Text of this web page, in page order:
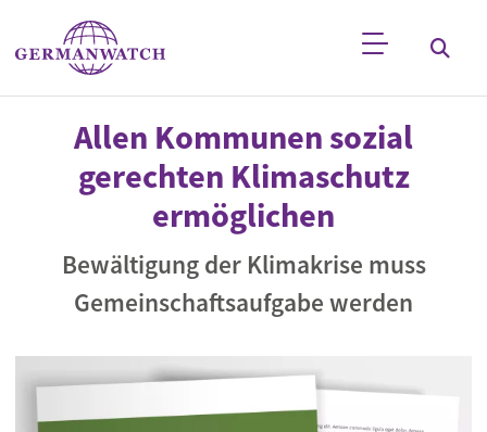
Direkt zum Inhalt
Stichwortsuche
Allen Kommunen sozial
gerechten Klimaschutz
ermöglichen
Bewältigung der Klimakrise muss
Gemeinschaftsaufgabe werden